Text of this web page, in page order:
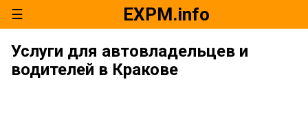
☰ EXPM.info
Услуги для автовладельцев и
водителей в Кракове